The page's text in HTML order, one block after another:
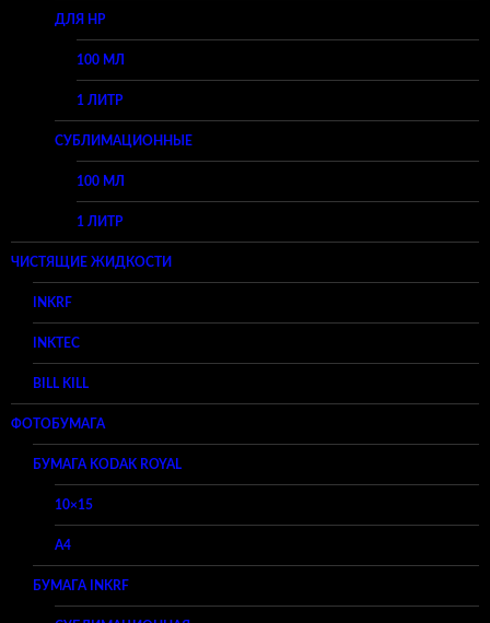
ДЛЯ HP
100 МЛ
1 ЛИТР
СУБЛИМАЦИОННЫЕ
100 МЛ
1 ЛИТР
ЧИСТЯЩИЕ ЖИДКОСТИ
INKRF
INKTEC
BILL KILL
ФОТОБУМАГА
БУМАГА KODAK ROYAL
10×15
A4
БУМАГА INKRF